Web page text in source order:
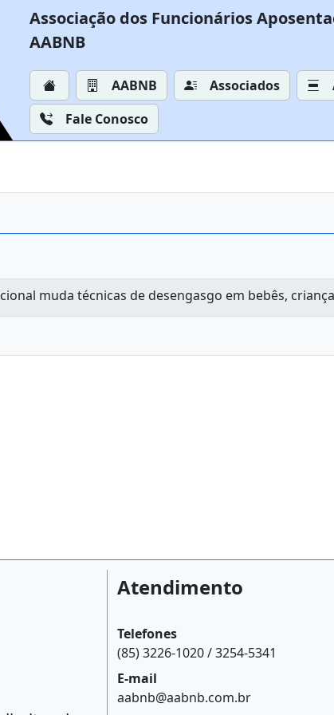
Associação dos Funcionários
AABNB
AABNB Associados
Fale Conosco
muda técnicas de desengasgo em bebês,
Atendimento
Telefones
(85) 3226-1020 / 3254-5341
E-mail
aabnb@aabnb.com.br